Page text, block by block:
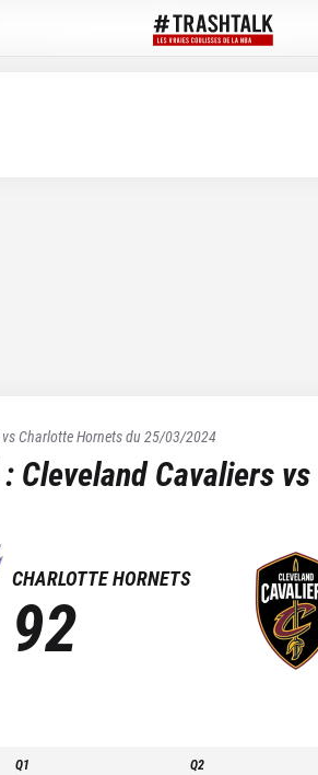
vsCharlotte Hornetsdu25/03/2024
: Cleveland Cavaliers vs
CHARLOTTE HORNETS
92
Q1 Q2